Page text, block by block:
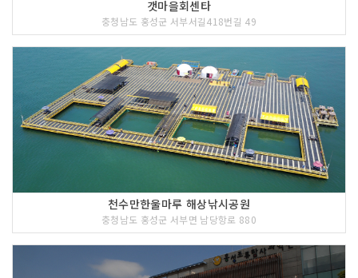
갯마을회센타
충청남도 홍성군 서부서길418번길 49
천수만한울마루 해상낚시공원
충청남도 홍성군 서부면 남당항로 880